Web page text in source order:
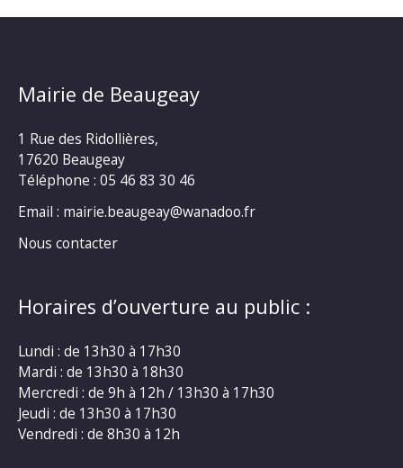
Mairie de Beaugeay
1 Rue des Ridollières,
17620 Beaugeay
Téléphone : 05 46 83 30 46
Email : mairie.beaugeay@wanadoo.fr
Nous contacter
Horaires d’ouverture au public :
Lundi : de 13h30 à 17h30
Mardi : de 13h30 à 18h30
Mercredi : de 9h à 12h / 13h30 à 17h30
Jeudi : de 13h30 à 17h30
Vendredi : de 8h30 à 12h